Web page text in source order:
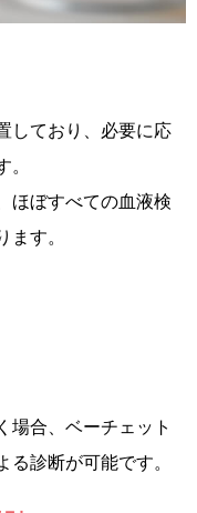
しており、必要に応
。
ほぼすべての血液検
ます。
場合、ベーチェット
診断が可能です。